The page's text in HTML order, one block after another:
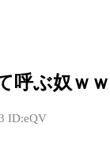
呼ぶ奴ｗ
ID:eQV